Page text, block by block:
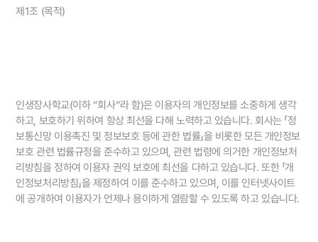
제1조 (목적)
인생장사학교(이하 “회사”라 함)은 이용자의 개인정보를 소중하게 생각
하고, 보호하기 위하여 항상 최선을 다해 노력하고 있습니다. 회사는 「정
보통신망 이용촉진 및 정보보호 등에 관한 법률」을 비롯한 모든 개인정보
보호 관련 법률규정을 준수하고 있으며, 관련 법령에 의거한 개인정보처
리방침을 정하여 이용자 권익 보호에 최선을 다하고 있습니다. 또한 「개
인정보처리방침」을 제정하여 이를 준수하고 있으며, 이를 인터넷사이트
에 공개하여 이용자가 언제나 용이하게 열람할 수 있도록 하고 있습니다.